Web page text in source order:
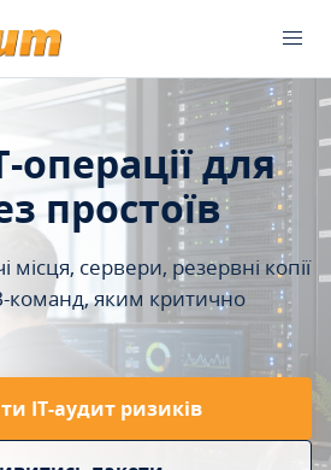
операції для
простоїв
місця, сервери, резервні копії
команд, яким критично
ІТ-аудит ризиків